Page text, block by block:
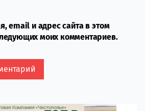
email и адрес сайта в этом
моих комментариев.